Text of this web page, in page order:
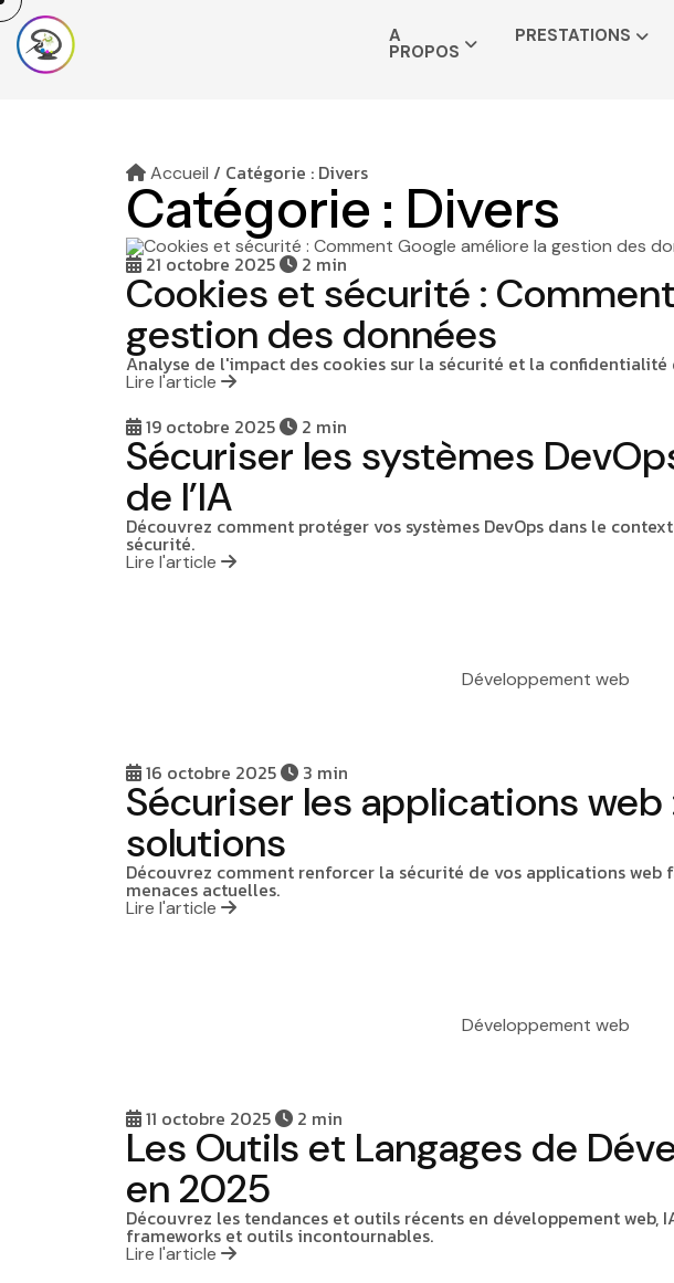
A
PROPOS
PRESTATIONS
Accueil / Catégorie : Divers
Catégorie : Divers
21 octobre 2025 2 min
Cookies et sécurité :
gestion des données
Analyse de l'impact des cookies sur la sécurité et la
Lire l'article
19 octobre 2025 2 min
Sécuriser les systèmes
de l’IA
Découvrez comment protéger vos systèmes DevOps dans le
sécurité.
Lire l'article
Développement web
16 octobre 2025 3 min
Sécuriser les applications web
solutions
Découvrez comment renforcer la sécurité de vos applications
menaces actuelles.
Lire l'article
Développement web
11 octobre 2025 2 min
Les Outils et Langages de
en 2025
Découvrez les tendances et outils récents en développement web,
frameworks et outils incontournables.
Lire l'article